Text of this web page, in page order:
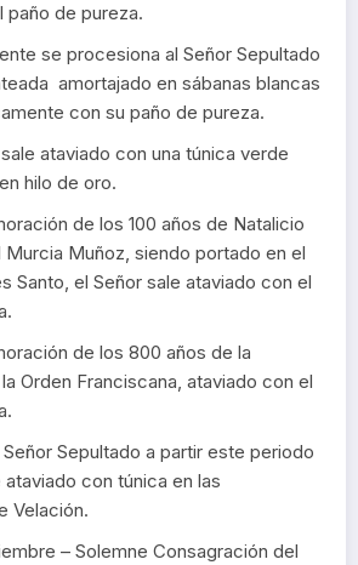
paño de pureza.
se procesiona al Señor Sepultado
amortajado en sábanas blancas
con su paño de pureza.
ataviado con una túnica verde
hilo de oro.
de los 100 años de Natalicio
Muñoz, siendo portado en el
Santo, el Señor sale ataviado con el
de los 800 años de la
Orden Franciscana, ataviado con el
Señor Sepultado a partir este periodo
con túnica en las
Velación.
– Solemne Consagración del